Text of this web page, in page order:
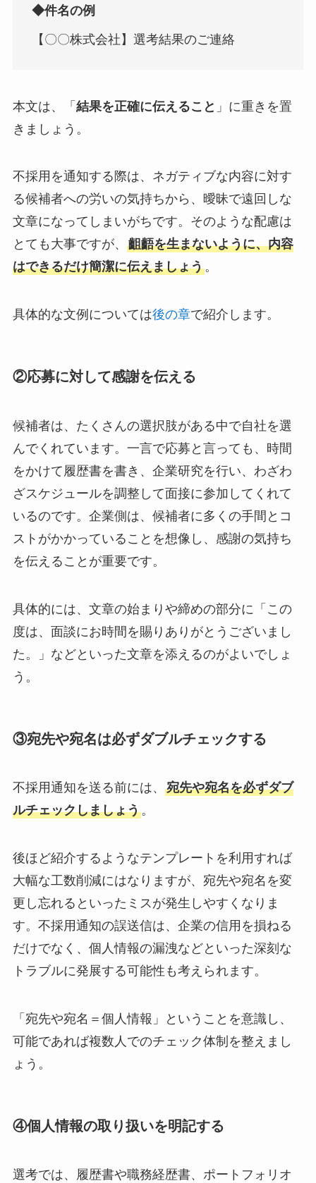
◆件名の例
【〇〇株式会社】選考結果のご連絡
本文は、「 結果を正確に伝えること 」に重きを置
きましょう。
不採用を通知する際は、ネガティブな内容に対す
る候補者への労いの気持ちから、曖昧で遠回しな
文章になってしまいがちです。そのような配慮は
とても大事ですが、 齟齬を生まないように、内容
はできるだけ簡潔に伝えましょう。
具体的な文例については後の章で紹介します。
②応募に対して感謝を伝える
候補者は、たくさんの選択肢がある中で自社を選
んでくれています。一言で応募と言っても、時間
をかけて履歴書を書き、企業研究を行い、わざわ
ざスケジュールを調整して面接に参加してくれて
いるのです。企業側は、候補者に多くの手間とコ
ストがかかっていることを想像し、感謝の気持ち
を伝えることが重要です。
具体的には、文章の始まりや締めの部分に「この
度は、面談にお時間を賜りありがとうございまし
た。」などといった文章を添えるのがよいでしょ
う。
③宛先や宛名は必ずダブルチェックする
不採用通知を送る前には、 宛先や宛名を必ずダブ
ルチェックしましょう。
後ほど紹介するようなテンプレートを利用すれば
大幅な工数削減にはなりますが、宛先や宛名を変
更し忘れるといったミスが発生しやすくなりま
す。不採用通知の誤送信は、企業の信用を損ねる
だけでなく、個人情報の漏洩などといった深刻な
トラブルに発展する可能性も考えられます。
「宛先や宛名＝個人情報」ということを意識し、
可能であれば複数人でのチェック体制を整えまし
ょう。
④個人情報の取り扱いを明記する
選考では、履歴書や職務経歴書、ポートフォリオ